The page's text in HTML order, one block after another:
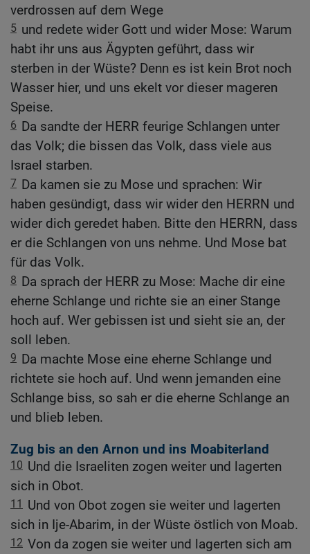
verdrossen auf dem Wege
5 und redete wider Gott und wider Mose: Warum
habt ihr uns aus Ägypten geführt, dass wir
sterben in der Wüste? Denn es ist kein Brot noch
Wasser hier, und uns ekelt vor dieser mageren
Speise.
6 Da sandte der HERR feurige Schlangen unter
das Volk; die bissen das Volk, dass viele aus
Israel starben.
7 Da kamen sie zu Mose und sprachen: Wir
haben gesündigt, dass wir wider den HERRN und
wider dich geredet haben. Bitte den HERRN, dass
er die Schlangen von uns nehme. Und Mose bat
für das Volk.
8 Da sprach der HERR zu Mose: Mache dir eine
eherne Schlange und richte sie an einer Stange
hoch auf. Wer gebissen ist und sieht sie an, der
soll leben.
9 Da machte Mose eine eherne Schlange und
richtete sie hoch auf. Und wenn jemanden eine
Schlange biss, so sah er die eherne Schlange an
und blieb leben.
Zug bis an den Arnon und ins Moabiterland
10 Und die Israeliten zogen weiter und lagerten
sich in Obot.
11 Und von Obot zogen sie weiter und lagerten
sich in Ije-Abarim, in der Wüste östlich von Moab.
12 Von da zogen sie weiter und lagerten sich am